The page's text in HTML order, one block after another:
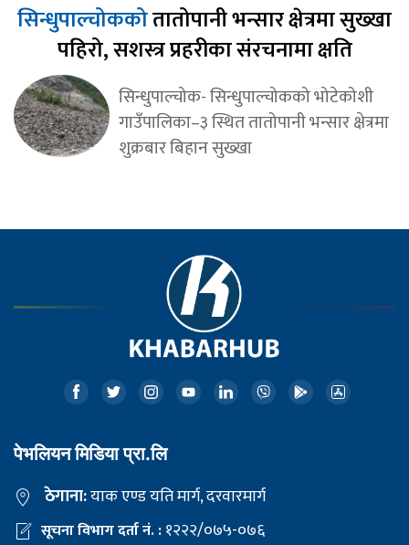
सिन्धुपाल्चोककोतातोपानी भन्सार क्षेत्रमा सुख्खा
पहिरो, सशस्त्र प्रहरीका संरचनामा क्षति
सिन्धुपाल्चोक- सिन्धुपाल्चोकको भोटेकोशी
गाउँपालिका–३ स्थित तातोपानी भन्सार क्षेत्रमा
शुक्रबार बिहान सुख्खा
पेभलियन मिडिया प्रा.लि
ठेगाना:याक एण्ड यति मार्ग, दरवारमार्ग
सूचना विभाग दर्ता नं. :१२२२/०७५-०७६